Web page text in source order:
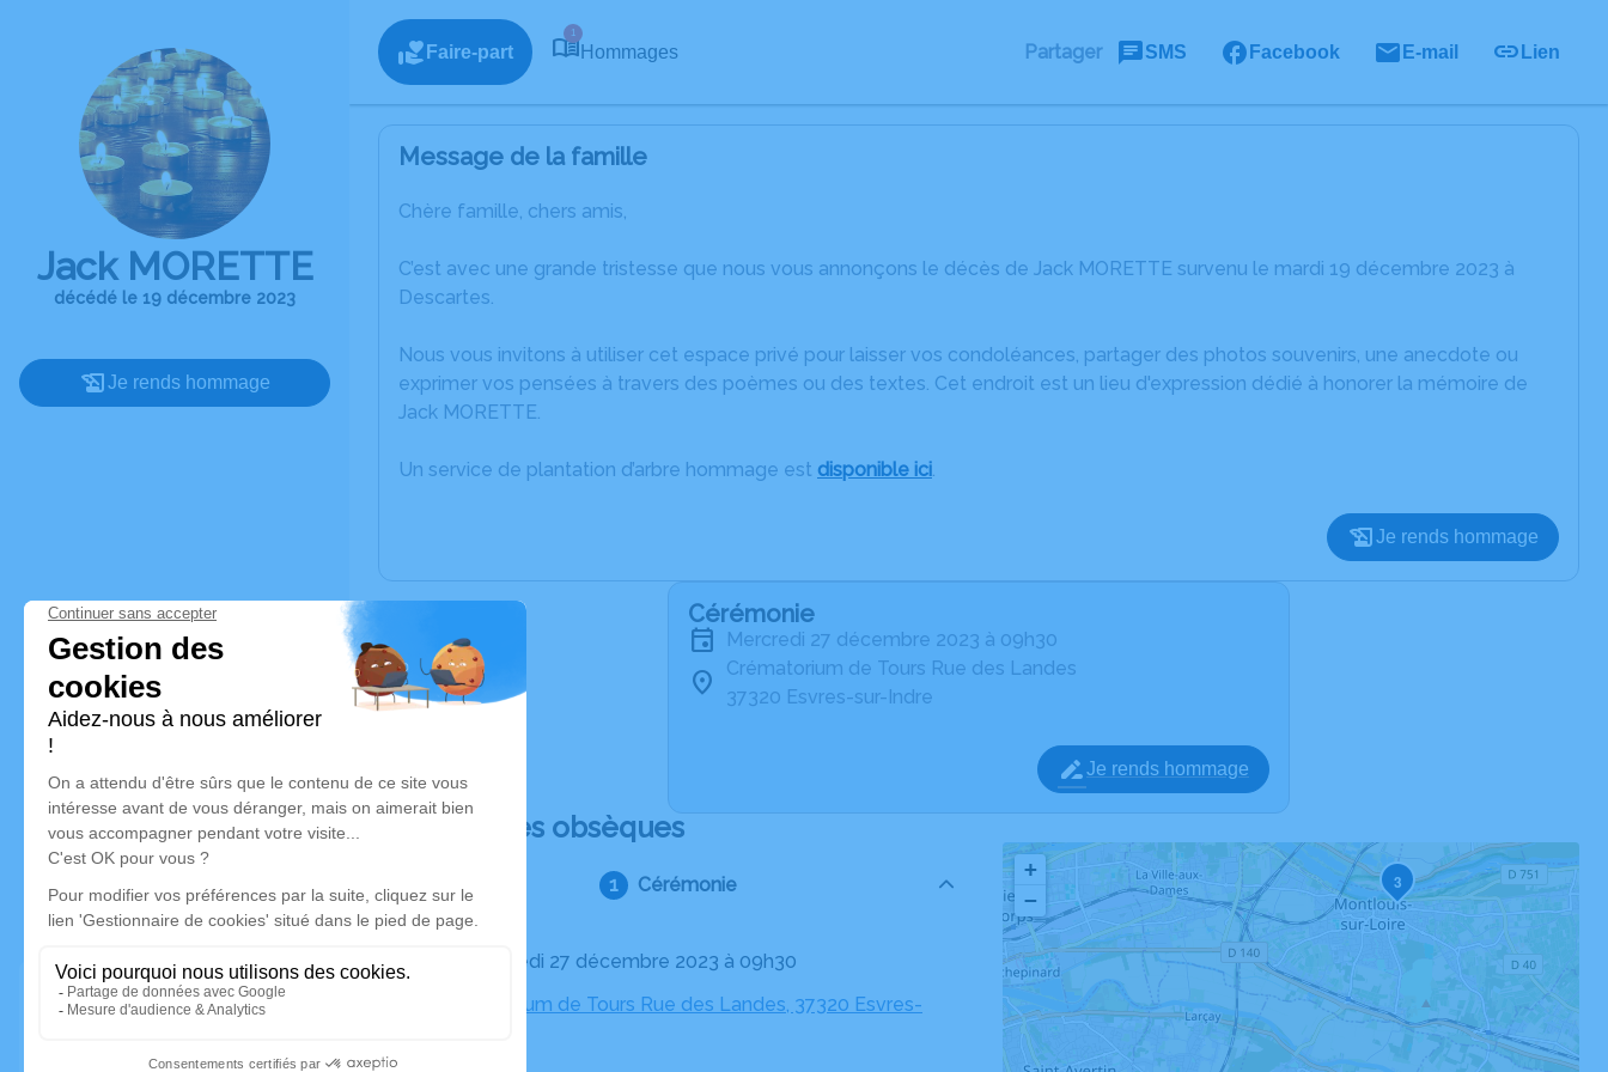
Jack MORETTE
décédé le 19 décembre 2023
Je rends hommage
Faire-part
1
Hommages Partager SMS Facebook E-mail Lien
Message de la famille
Chère famille, chers amis,
C’est avec une grande tristesse que nous vous annonçons le décès de Jack MORETTE survenu le mardi 19 décembre 2023 à
Descartes.
Nous vous invitons à utiliser cet espace privé pour laisser vos condoléances, partager des photos souvenirs, une anecdote ou
exprimer vos pensées à travers des poèmes ou des textes. Cet endroit est un lieu d'expression dédié à honorer la mémoire de
Jack MORETTE.
Un service de plantation d’arbre hommage est disponible ici.
Je rends hommage
Cérémonie
mercredi 27 décembre 2023 à 09h30
Crématorium de Tours Rue des Landes
37320 Esvres-sur-Indre
Je rends hommage
Déroulé des obsèques
Cérémonie
Le mercredi 27 décembre 2023 à 09h30
Crématorium de Tours Rue des Landes, 37320 Esvres-
3
+
−